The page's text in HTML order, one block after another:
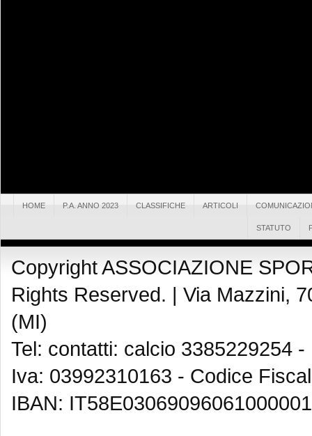
HOME P.A. ANNO 2023 CLASSIFICHE ARTICOLI
STATUTO
Copyright ASSOCIAZIONE
Rights Reserved. | Via Mazzini,
(MI)
Tel: contatti: calcio 3385229254
Iva: 03992310163 - Codice
IBAN: